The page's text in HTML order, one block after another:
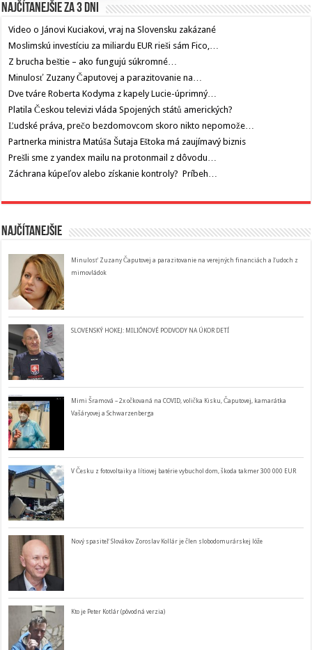
Najčítanejšie za 3 dni
Video o Jánovi Kuciakovi, vraj na Slovensku zakázané
Moslimskú investíciu za miliardu EUR rieši sám Fico,…
Z brucha beštie – ako fungujú súkromné…
Minulosť Zuzany Čaputovej a parazitovanie na…
Dve tváre Roberta Kodyma z kapely Lucie-úprimný…
Platila Českou televizi vláda Spojených států amerických?
Ľudské práva, prečo bezdomovcom skoro nikto nepomože…
Partnerka ministra Matúša Šutaja Eštoka má zaujímavý biznis
Prešli sme z yandex mailu na protonmail z dôvodu…
Záchrana kúpeľov alebo získanie kontroly? Príbeh…
Najčítanejšie
Minulosť Zuzany Čaputovej a parazitovanie na verejných financiách a ľudoch z
mimovládok
SLOVENSKÝ HOKEJ: MILIÓNOVÉ PODVODY NA ÚKOR DETÍ
Mimi Šramová – 2x očkovaná na COVID, volička Kisku, Čaputovej, kamarátka
Vašáryovej a Schwarzenberga
V Česku z fotovoltaiky a lítiovej batérie vybuchol dom, škoda takmer 300 000 EUR
Nový spasiteľ Slovákov Zoroslav Kollár je člen slobodomurárskej lóže
Kto je Peter Kotlár (pôvodná verzia)